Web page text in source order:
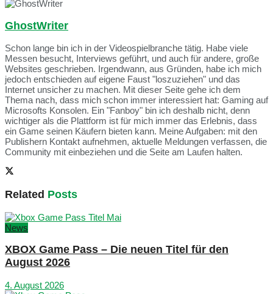
GhostWriter
Schon lange bin ich in der Videospielbranche tätig. Habe viele
Messen besucht, Interviews geführt, und auch für andere, große
Websites geschrieben. Irgendwann, aus Gründen, habe ich mich
jedoch entschieden auf eigene Faust "loszuziehen" und das
Internet unsicher zu machen. Mit dieser Seite gehe ich dem
Thema nach, dass mich schon immer interessiert hat: Gaming auf
Microsofts Konsolen. Ein "Fanboy" bin ich deshalb nicht, denn
wichtiger als die Plattform ist für mich immer das Erlebnis, dass
ein Game seinen Käufern bieten kann. Meine Aufgaben: mit den
Publishern Kontakt aufnehmen, aktuelle Meldungen verfassen, die
Community mit einbeziehen und die Seite am Laufen halten.
Related Posts
News
XBOX Game Pass – Die neuen Titel für den
August 2026
4. August 2026